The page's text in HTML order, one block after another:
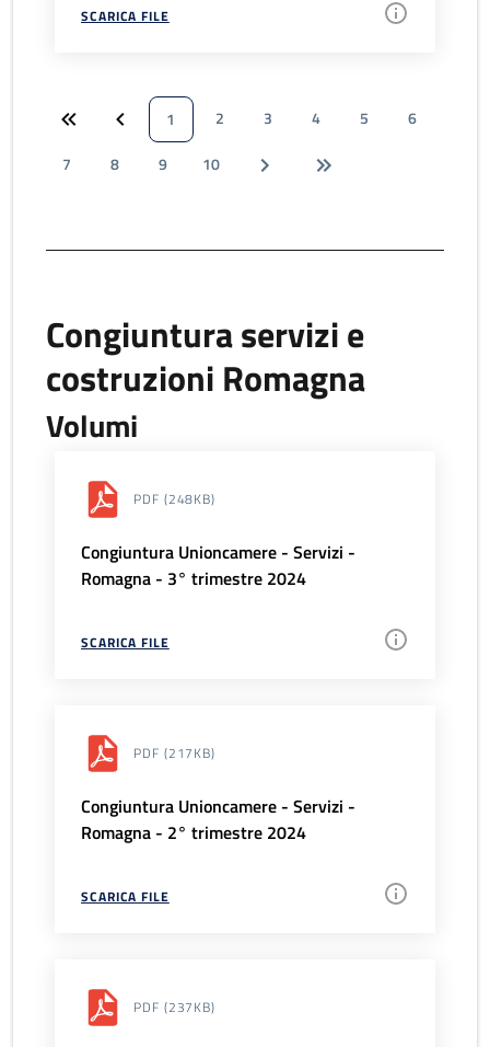
SCARICA FILE
1 2 3 4 5
6
7
8 9 10
Congiuntura servizi e
costruzioni Romagna
Volumi
PDF (248KB)
Congiuntura Unioncamere - Servizi -
Romagna - 3° trimestre 2024
SCARICA FILE
PDF (217KB)
Congiuntura Unioncamere - Servizi -
Romagna - 2° trimestre 2024
SCARICA FILE
PDF (237KB)